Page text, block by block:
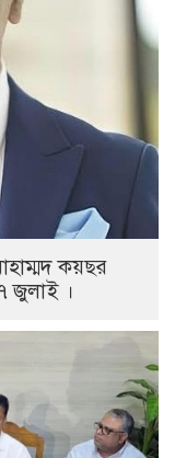
কয়ছর
জুলাই ।